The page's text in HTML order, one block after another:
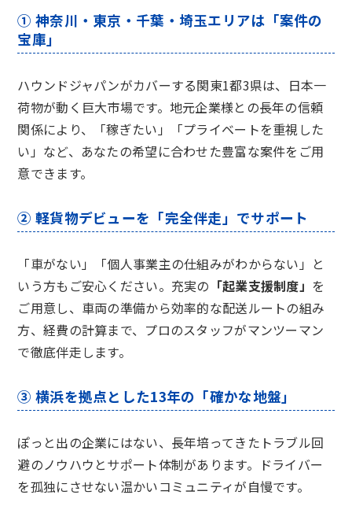
① 神奈川・東京・千葉・埼玉エリアは「案件の
宝庫」
ハウンドジャパンがカバーする関東1都3県は、日本一
荷物が動く巨大市場です。地元企業様との長年の信頼
関係により、「稼ぎたい」「プライベートを重視した
い」など、あなたの希望に合わせた豊富な案件をご用
意できます。
② 軽貨物デビューを「完全伴走」でサポート
「車がない」「個人事業主の仕組みがわからない」と
いう方もご安心ください。充実の 「起業支援制度」 を
ご用意し、車両の準備から効率的な配送ルートの組み
方、経費の計算まで、プロのスタッフがマンツーマン
で徹底伴走します。
③ 横浜を拠点とした13年の「確かな地盤」
ぽっと出の企業にはない、長年培ってきたトラブル回
避のノウハウとサポート体制があります。ドライバー
を孤独にさせない温かいコミュニティが自慢です。